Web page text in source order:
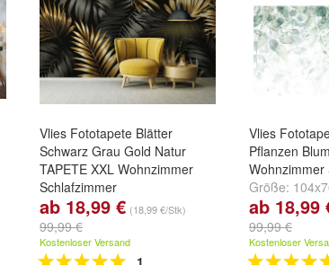
Vlies Fototapete Blätter
Schwarz Grau Gold Natur
TAPETE XXL Wohnzimmer
Schlafzimmer
Größe:150x105 cm - 3
Bahnen
Bahnen,250x175 cm - 5
Bahnenundweitere ...
ab 18,99 € (18,99 €/Stk)
99,99 €
Kostenloser Versand
1
Vlies
Pflanzen
Wohnzimmer
Größe:
152x104 cm
208x146 cm -
weitere ...
ab 18,99
99,99 €
Kostenloser